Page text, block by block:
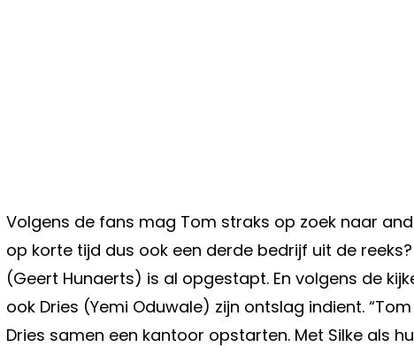
Volgens de fans mag Tom straks op zoek naar
op korte tijd dus ook een derde bedrijf uit de
(Geert Hunaerts) is al opgestapt. En volgens de
ook Dries (Yemi Oduwale) zijn ontslag indient.
Dries samen een kantoor opstarten. Met Silke als